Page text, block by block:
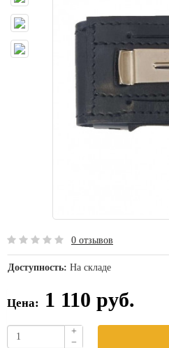
0 отзывов
Доступность: На складе
Цена: 1 110 руб.
+
−